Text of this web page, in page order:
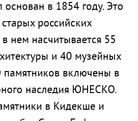
основан в 1854 году. Это
российских
нем насчитывается 55
и 40 музейных
памятников включены в
наследия ЮНЕСКО.
в Кидекше и